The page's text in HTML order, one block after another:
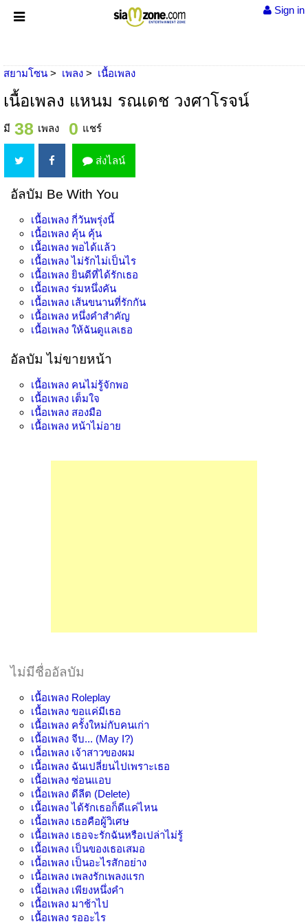
Sign in
สยามโซน เพลง เนื้อเพลง
เนื้อเพลง แหนม รณเดช วงศาโรจน์
มี 38 เพลง 0 แชร์
ส่งไลน์
อัลบัม Be With You
เนื้อเพลง กี่วันพรุ่งนี้
เนื้อเพลง คุ้น คุ้น
เนื้อเพลง พอได้แล้ว
เนื้อเพลงไม่รักไม่เป็นไร
เนื้อเพลง ยินดีที่ได้รักเธอ
เนื้อเพลง ร่มหนึ่งคัน
เนื้อเพลง เส้นขนานที่รักกัน
เนื้อเพลง หนึ่งคำสำคัญ
เนื้อเพลง ให้ฉันดูแลเธอ
อัลบัม ไม่ขายหน้า
เนื้อเพลง คนไม่รู้จักพอ
เนื้อเพลง เต็มใจ
เนื้อเพลง สองมือ
เนื้อเพลง หน้าไม่อาย
ไม่มีชื่ออัลบัม
เนื้อเพลง Roleplay
เนื้อเพลง ขอแค่มีเธอ
เนื้อเพลง ครั้งใหม่กับคนเก่า
เนื้อเพลง จีบ... (May I?)
เนื้อเพลง เจ้าสาวของผม
เนื้อเพลง ฉันเปลี่ยนไปเพราะเธอ
เนื้อเพลง ซ่อนแอบ
เนื้อเพลง ดีลีต (Delete)
เนื้อเพลงได้รักเธอก็ดีแค่ไหน
เนื้อเพลง เธอคือผู้วิเศษ
เนื้อเพลง เธอจะรักฉันหรือเปล่าไม่รู้
เนื้อเพลง เป็นของเธอเสมอ
เนื้อเพลง เป็นอะไรสักอย่าง
เนื้อเพลง เพลงรักเพลงแรก
เนื้อเพลง เพียงหนึ่งคำ
เนื้อเพลง มาช้าไป
เนื้อเพลง รออะไร